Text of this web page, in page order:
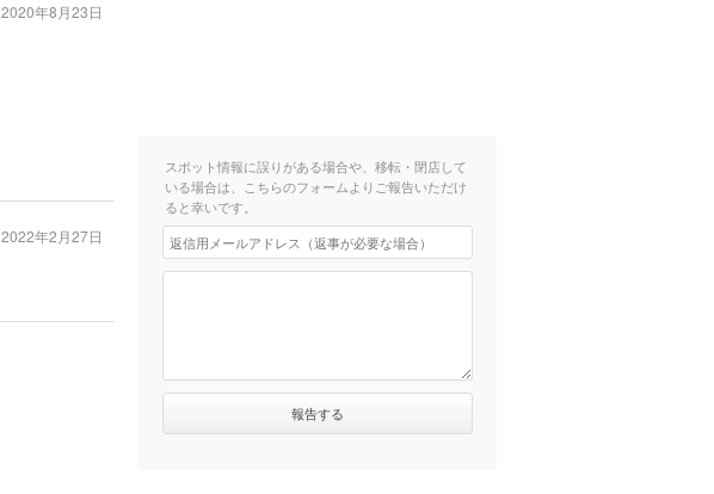
2020年8月23日
2022年2月27日
スポット情報に誤りがある場合や、移転・閉店して
いる場合は、こちらのフォームよりご報告いただけ
ると幸いです。